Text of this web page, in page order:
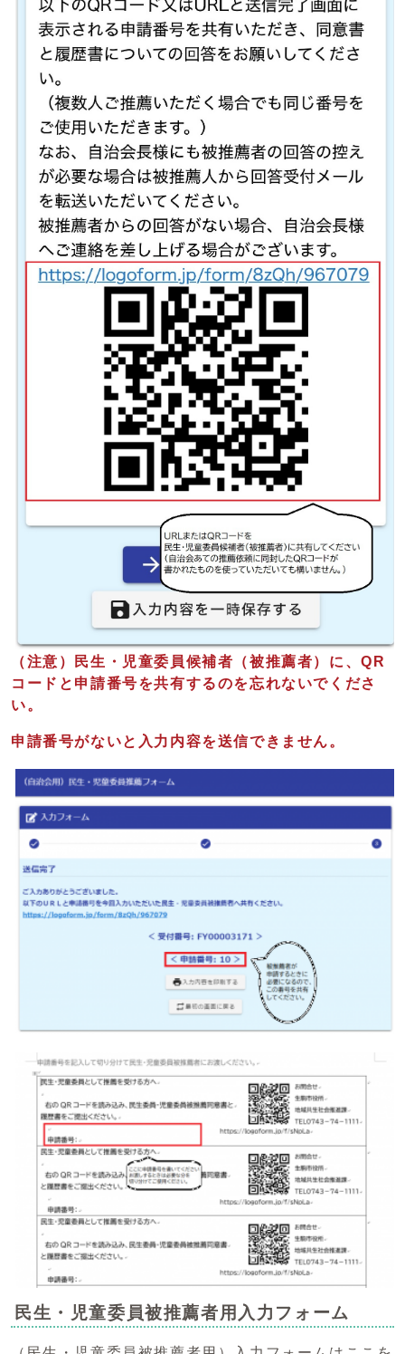
（注意）民生・児童委員候補者（被推薦者）に、QR
コードと申請番号を共有するのを忘れないでくださ
い。
申請番号がないと入力内容を送信できません。
民生・児童委員被推薦者用入力フォーム